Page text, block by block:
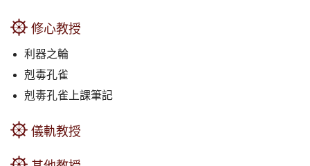
修心教授
利器之輪
剋毒孔雀
剋毒孔雀上課筆記
儀軌教授